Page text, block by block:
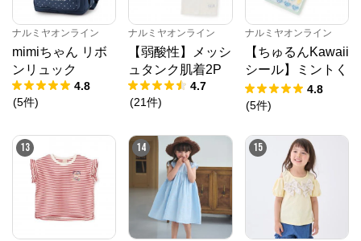
ナルミヤオンライン
mimiちゃん リボ
ンリュック
4.8
(5件)
ナルミヤオンライン
【弱酸性】メッシ
ュタンク肌着2P
4.7
(21件)
ナルミヤオンライン
【ちゅるんKawaii
シール】ミントく
ん
4.8
(5件)
13 14 15